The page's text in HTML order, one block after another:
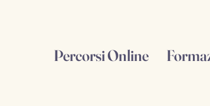
Percorsi Online